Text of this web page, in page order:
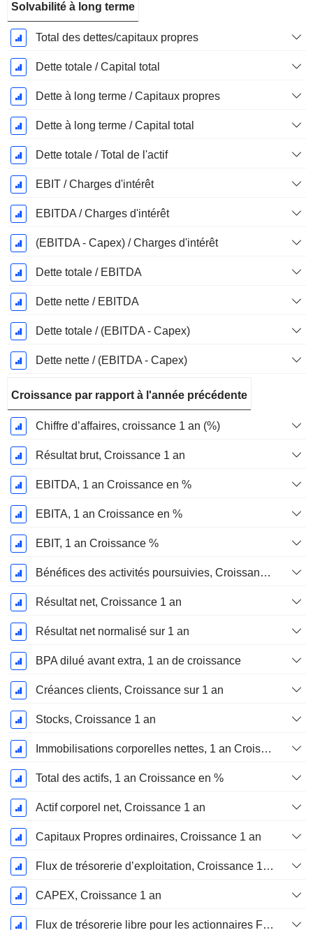
Solvabilité à long terme
Total des dettes/capitaux propres
Dette totale / Capital total
Dette à long terme / Capitaux propres
Dette à long terme / Capital total
Dette totale / Total de l'actif
EBIT / Charges d'intérêt
EBITDA / Charges d'intérêt
(EBITDA - Capex) / Charges d'intérêt
Dette totale / EBITDA
Dette nette / EBITDA
Dette totale / (EBITDA - Capex)
Dette nette / (EBITDA - Capex)
Croissance par rapport à l'année précédente
Chiffre d’affaires, croissance 1 an (%)
Résultat brut, Croissance 1 an
EBITDA, 1 an Croissance en %
EBITA, 1 an Croissance en %
EBIT, 1 an Croissance %
Bénéfices des activités poursuivies, Croissance 1 an
Résultat net, Croissance 1 an
Résultat net normalisé sur 1 an
BPA dilué avant extra, 1 an de croissance
Créances clients, Croissance sur 1 an
Stocks, Croissance 1 an
Immobilisations corporelles nettes, 1 an Croissance
Total des actifs, 1 an Croissance en %
Actif corporel net, Croissance 1 an
Capitaux Propres ordinaires, Croissance 1 an
Flux de trésorerie d’exploitation, Croissance 1 an
CAPEX, Croissance 1 an
Flux de trésorerie libre pour les actionnaires FCFE, Croissance 1 an